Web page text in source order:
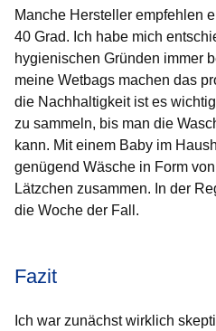
Manche Hersteller empfehlen
40 Grad. Ich habe mich
hygienischen Gründen immer
meine Wetbags machen das
die Nachhaltigkeit ist es
zu sammeln, bis man die
kann. Mit einem Baby im
genügend Wäsche in Form
Lätzchen zusammen. In der
die Woche der Fall.
Fazit
Ich war zunächst wirklich